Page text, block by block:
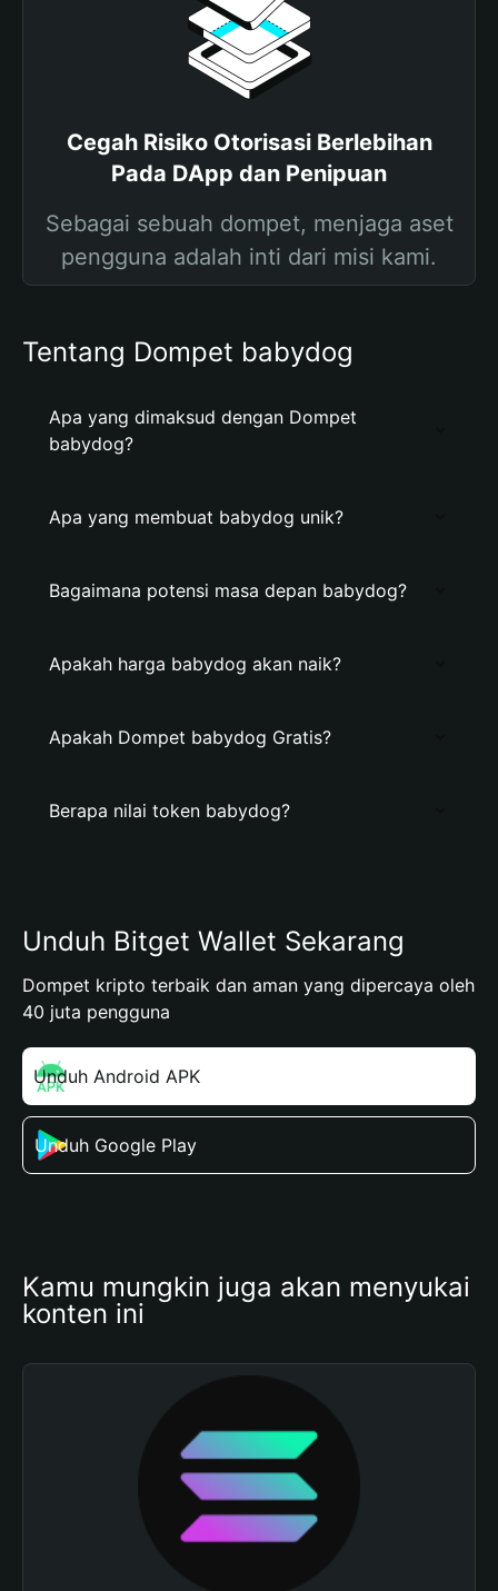
Cegah Risiko Otorisasi Berlebihan
Pada DApp dan Penipuan
Sebagai sebuah dompet, menjaga aset
pengguna adalah inti dari misi kami.
Tentang Dompet babydog
Apa yang dimaksud dengan Dompet
babydog?
Apa yang membuat babydog unik?
Bagaimana potensi masa depan babydog?
Apakah harga babydog akan naik?
Apakah Dompet babydog Gratis?
Berapa nilai token babydog?
Unduh Bitget Wallet Sekarang
Dompet kripto terbaik dan aman yang dipercaya oleh
40 juta pengguna
Unduh Android APK
Unduh Google Play
Kamu mungkin juga akan menyukai
konten ini